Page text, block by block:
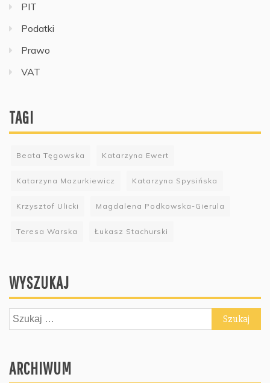
PIT
Podatki
Prawo
VAT
TAGI
Beata Tęgowska Katarzyna Ewert
Katarzyna Mazurkiewicz Katarzyna Spysińska
Krzysztof Ulicki Magdalena Podkowska-Gierula
Teresa Warska Łukasz Stachurski
WYSZUKAJ
Szukaj:
ARCHIWUM